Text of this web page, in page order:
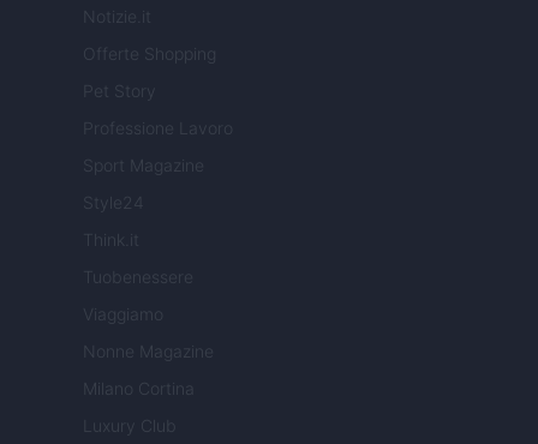
Notizie.it
Offerte Shopping
Pet Story
Professione Lavoro
Sport Magazine
Style24
Think.it
Tuobenessere
Viaggiamo
Nonne Magazine
Milano Cortina
Luxury Club